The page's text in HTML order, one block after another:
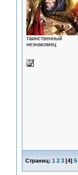
таинственный
незнакомец
Страниц: 1 2 3[4] 5